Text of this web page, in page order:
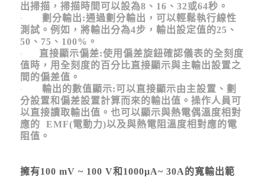
出掃描，掃描時間可以設為8、16、32或64秒。
·
劃分輸出:通過劃分輸出，可以輕鬆執行線性
測試。例如，將輸出分為4步，輸出設定值的25、
50、75、100%。
·
直接顯示偏差:使用偏差旋鈕確認儀表的全刻度
值時，用全刻度的百分比直接顯示與主輸出設置之
間的偏差值。
·
輸出的數值顯示:可以直接顯示由主設置、劃
分設置和偏差設置計算而來的輸出值。操作人員可
以直接讀取輸出值。也可以顯示與熱電偶溫度相對
應的 EMF(電動力)以及與熱電阻溫度相對應的電
阻值。
擁有100 mV ~ 100 V和1000µA~ 30A的寬輸出範